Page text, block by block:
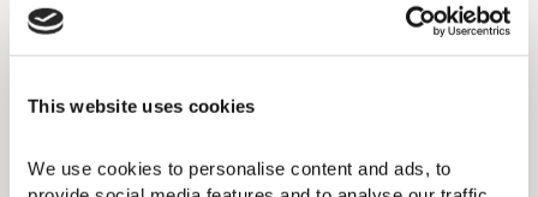
This website uses cookies
We use cookies to personalise content and ads, to